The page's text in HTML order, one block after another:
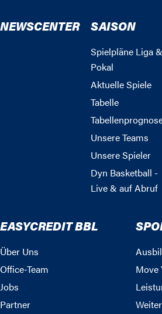
NEWSCENTER SAISON
Spielpläne Liga &
Pokal
Aktuelle Spiele
Tabelle
Unsere Teams
Unsere Spieler
Dyn Basketball -
Live & auf Abruf
EASYCREDIT BBL
Über Uns
Office-Team
Jobs
Partner
Move